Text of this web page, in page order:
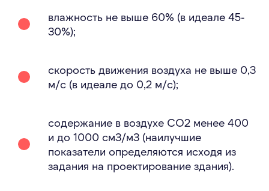
влажность не выше 60% (в идеале 45-
30%);
скорость движения воздуха не выше 0,3
м/с (в идеале до 0,2 м/с);
содержание в воздухе СО2 менее 400
и до 1000 см3/м3 (наилучшие
показатели определяются исходя из
задания на проектирование здания).